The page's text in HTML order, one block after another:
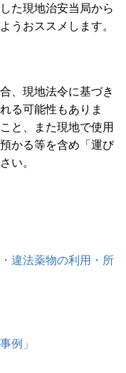
た現地治安当局から
うおススメします。
、現地法令に基づき
る可能性もありま
と、また現地で使用
かる等を含め「運び
い。
違法薬物の利用・所
例」